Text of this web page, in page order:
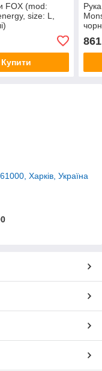
FOX (mod:
size: L,
Купити
861
Харків, Україна